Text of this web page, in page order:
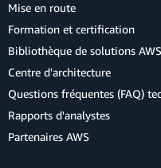
Mise en route
Formation et certification
Bibliothèque de solutions AWS
Centre d'architecture
Questions fréquentes (FAQ)
Rapports d'analystes
Partenaires AWS